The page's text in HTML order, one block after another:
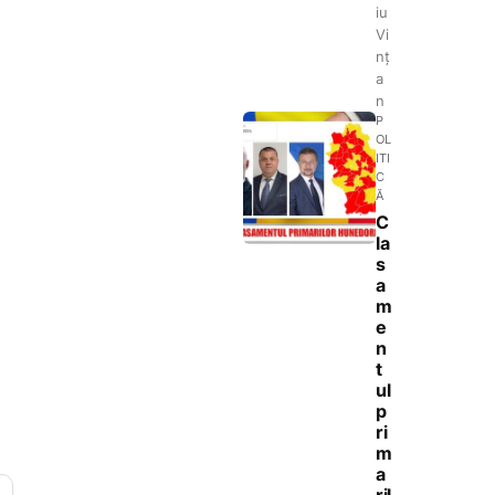
iu
Vi
nț
a
n
P
OL
ITI
C
Ă
C
la
s
a
m
e
n
t
ul
p
ri
m
a